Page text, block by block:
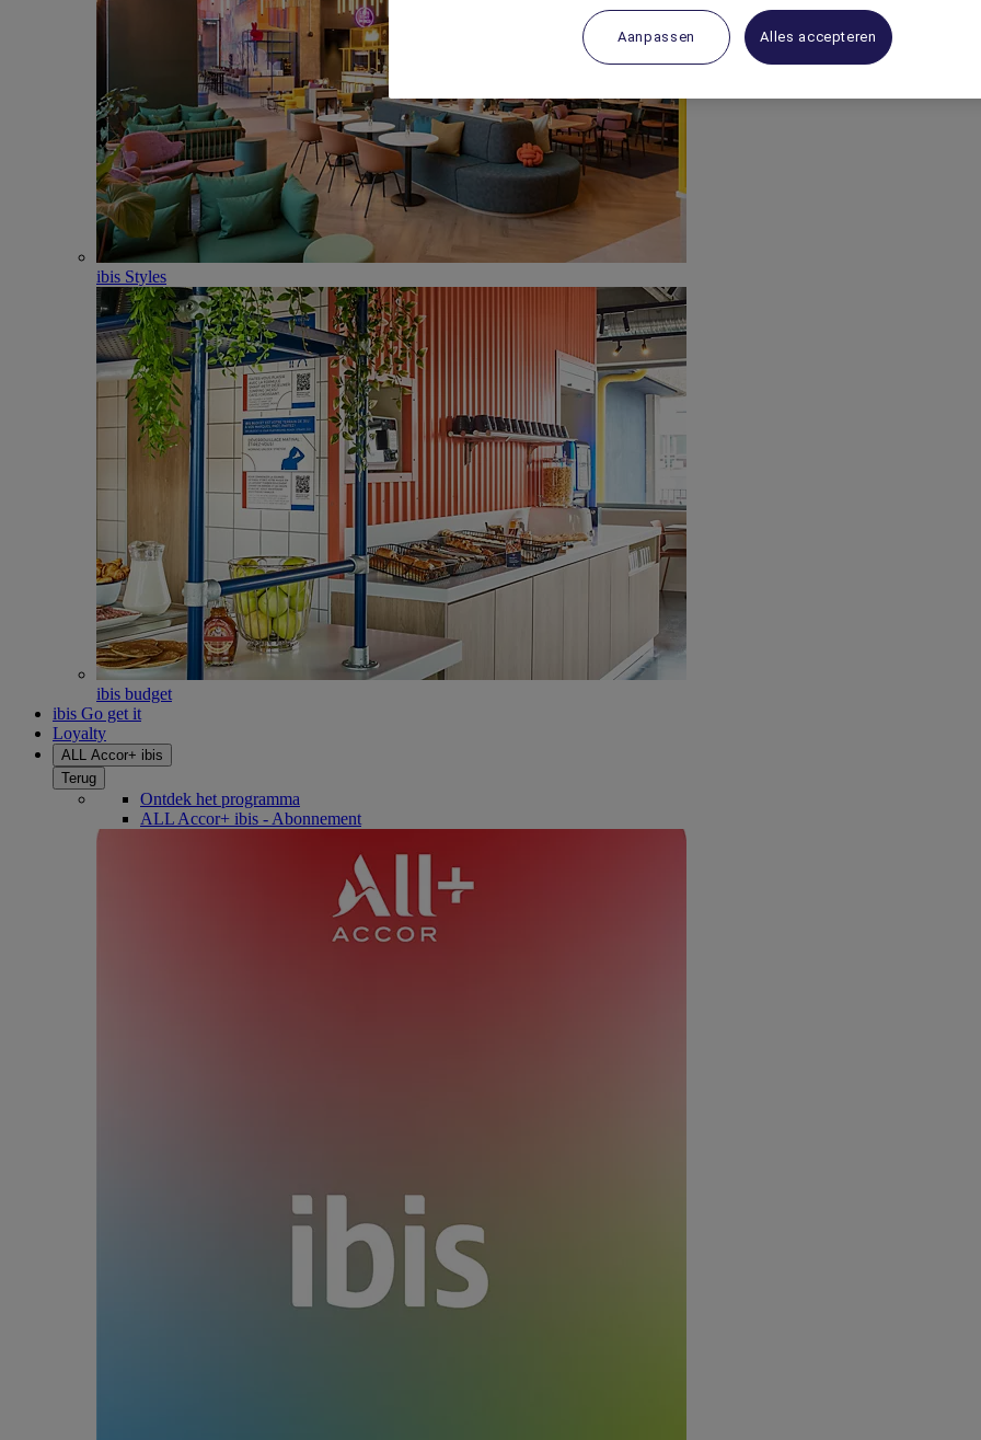
ibis Styles
ibis budget
ibis Go get it
Loyalty
ALL Accor+ ibis
Terug
Ontdek het programma
ALL Accor+ ibis - Abonnement
Aanpassen Alles accepteren